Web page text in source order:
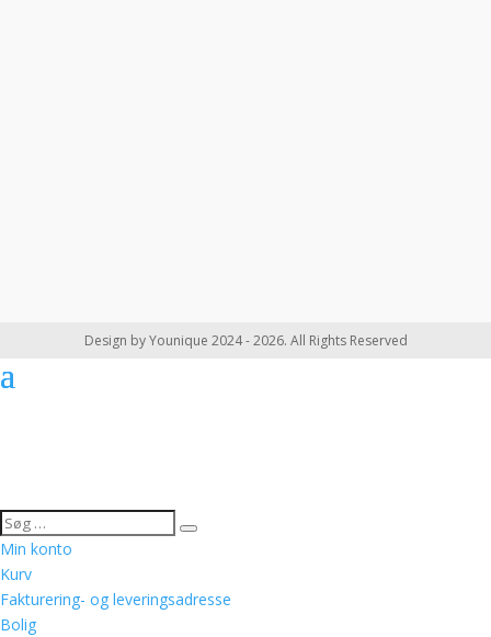
Design by Younique 2024 - 2026. All Rights Reserved
Min konto
Kurv
Fakturering- og leveringsadresse
Bolig